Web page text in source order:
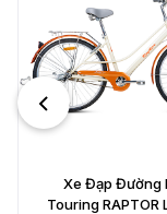
Xe Đạp Đường
Touring RAPTOR